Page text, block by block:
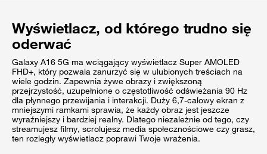
Wyświetlacz, od którego trudno się
oderwać
Galaxy A16 5G ma wciągający wyświetlacz Super AMOLED
FHD+, który pozwala zanurzyć się w ulubionych treściach na
wiele godzin. Zapewnia żywe obrazy i zwiększoną
przejrzystość, uzupełnione o częstotliwość odświeżania 90 Hz
dla płynnego przewijania i interakcji. Duży 6,7-calowy ekran z
mniejszymi ramkami sprawia, że każdy obraz jest jeszcze
wyraźniejszy i bardziej realny. Dlatego niezależnie od tego, czy
streamujesz filmy, scrolujesz media społecznościowe czy grasz,
ten rozległy wyświetlacz poprawi Twoje wrażenia.